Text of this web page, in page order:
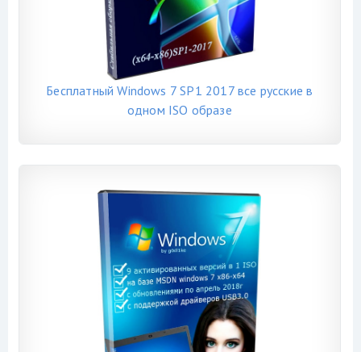
Бесплатный Windows 7 SP1 2017 все русские в
одном ISO образе